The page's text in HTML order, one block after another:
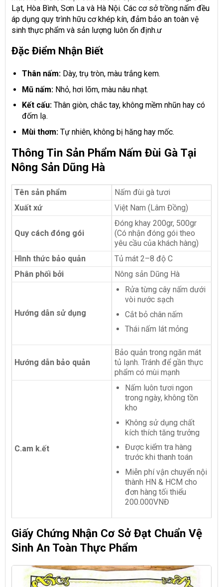
Lạt, Hòa Bình, Sơn La và Hà Nội. Các cơ sở trồng nấm đều
áp dụng quy trình hữu cơ khép kín, đảm bảo an toàn vệ
sinh thực phẩm và sản lượng luôn ổn định.ư
Đặc Điểm Nhận Biết
Thân nấm:Dày, trụ tròn, màu trắng kem.
Mũ nấm:Nhỏ, hơi lõm, màu nâu nhạt.
Kết cấu:Thân giòn, chắc tay, không mềm nhũn hay có
đốm lạ.
Mùi thơm:Tự nhiên, không bị hăng hay mốc.
Thông Tin Sản Phẩm Nấm Đùi Gà Tại
Nông Sản Dũng Hà
Tên sản phẩm
Nấm đùi gà tươi
Xuất xứ
Việt Nam (Lâm Đồng)
Quy cách đóng gói
Đóng khay 200gr, 500gr
(Có nhận đóng gói theo
yêu cầu của khách hàng)
Hình thức bảo quản
Tủ mát 2–8 độ C
Phân phối bởi
Nông sản Dũng Hà
Hướng dẫn sử dụng
Rửa từng cây nấm dưới
vòi nước sạch
Cắt bỏ chân nấm
Thái nấm lát mỏng
Hướng dẫn bảo quản
Bảo quản trong ngăn mát
tủ lạnh. Tránh để gần thực
phẩm có mùi mạnh
C.am k.ết
Nấm luôn tươi ngon
trong ngày, không tồn
kho
Không sử dụng chất
kích thích tăng trưởng
Được kiểm tra hàng
trước khi thanh toán
Miễn phí vận chuyển nội
thành HN & HCM cho
đơn hàng tối thiểu
200.000VNĐ
Giấy Chứng Nhận Cơ Sở Đạt Chuẩn Vệ
Sinh An Toàn Thực Phẩm